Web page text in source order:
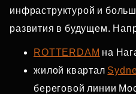
инфраструктурой и
развития в будущем.
ROTTERDAM на
жилой квартал
береговой линии